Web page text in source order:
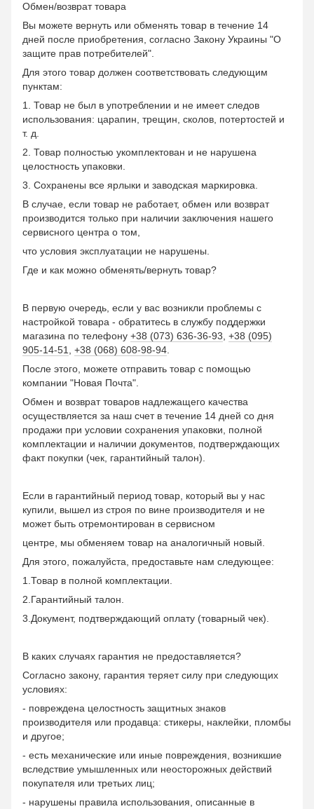
Обмен/возврат товара
Вы можете вернуть или обменять товар в течение 14
дней после приобретения, согласно Закону Украины "О
защите прав потребителей".
Для этого товар должен соответствовать следующим
пунктам:
1. Товар не был в употреблении и не имеет следов
использования: царапин, трещин, сколов, потертостей и
т. д.
2. Товар полностью укомплектован и не нарушена
целостность упаковки.
3. Сохранены все ярлыки и заводская маркировка.
В случае, если товар не работает, обмен или возврат
производится только при наличии заключения нашего
сервисного центра о том,
что условия эксплуатации не нарушены.
Где и как можно обменять/вернуть товар?
В первую очередь, если у вас возникли проблемы с
настройкой товара - обратитесь в службу поддержки
магазина по телефону +38 (073) 636-36-93, +38 (095)
905-14-51, +38 (068) 608-98-94.
После этого, можете отправить товар с помощью
компании "Новая Почта".
Обмен и возврат товаров надлежащего качества
осуществляется за наш счет в течение 14 дней со дня
продажи при условии сохранения упаковки, полной
комплектации и наличии документов, подтверждающих
факт покупки (чек, гарантийный талон).
Если в гарантийный период товар, который вы у нас
купили, вышел из строя по вине производителя и не
может быть отремонтирован в сервисном
центре, мы обменяем товар на аналогичный новый.
Для этого, пожалуйста, предоставьте нам следующее:
1.Товар в полной комплектации.
2.Гарантийный талон.
3.Документ, подтверждающий оплату (товарный чек).
В каких случаях гарантия не предоставляется?
Согласно закону, гарантия теряет силу при следующих
условиях:
- повреждена целостность защитных знаков
производителя или продавца: стикеры, наклейки, пломбы
и другое;
- есть механические или иные повреждения, возникшие
вследствие умышленных или неосторожных действий
покупателя или третьих лиц;
- нарушены правила использования, описанные в